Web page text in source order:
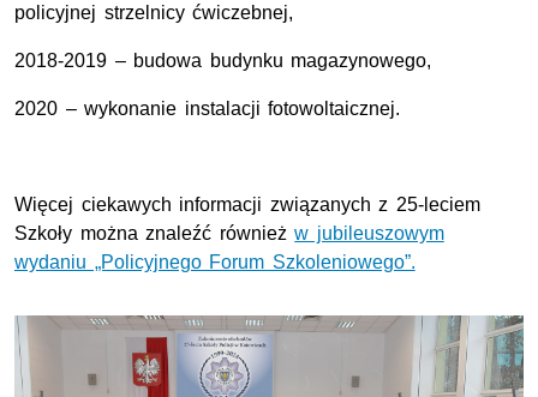
policyjnej strzelnicy ćwiczebnej,
2018-2019 – budowa budynku magazynowego,
2020 – wykonanie instalacji fotowoltaicznej.
Więcej ciekawych informacji związanych z 25-leciem
Szkoły można znaleźć równieżw jubileuszowym
wydaniu „Policyjnego Forum Szkoleniowego”.